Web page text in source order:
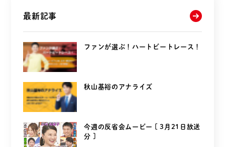
最新記事
ファンが選ぶ！ハートビートレース！
秋山基裕のアナライズ
今週の反省会ムービー [ 3月21日放送
分 ]